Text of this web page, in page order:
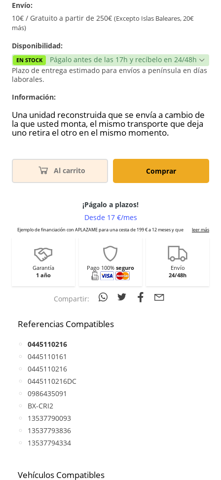
Envío:
10€ / Gratuito a partir de 250€ (Excepto Islas Baleares, 20€
más)
Disponibilidad:
EN STOCK
Págalo antes de las 17h y recíbelo en 24/48h
Plazo de entrega estimado para envíos a península en días
laborales.
Información:
Una unidad reconstruida que se envía a cambio de
la que usted monta, el mismo transporte que deja
uno retira el otro en el mismo momento.
Al carrito Comprar
Garantía
1 año
Pago 100% seguro
Envío
24/48h
Compartir:
Referencias Compatibles
0445110216
0445110161
0445110216
0445110216DC
0986435091
BX-CRI2
13537790093
13537793836
13537794334
Vehículos Compatibles